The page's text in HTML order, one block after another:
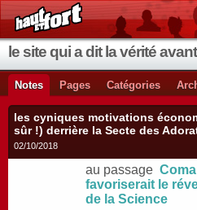
le site qui a dit la vérité
Notes Pages Catégories
les cyniques motivations
sûr !) derrière la Secte des
02/10/2018
au passage
favoriserait le
de la Science